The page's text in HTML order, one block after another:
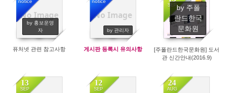
No Image
notice
by 홍보운영
자
6920
퓨처넷 관련 참고사항
No Image
notice
by 관리자
36767
게시판 등록시 유의사항
SEPby 주폴
란드한국
문화원
2442
[주폴란드한국문화원] 도서
관 신간안내(2016.9)
13
SEP
12
SEP
24
AUG